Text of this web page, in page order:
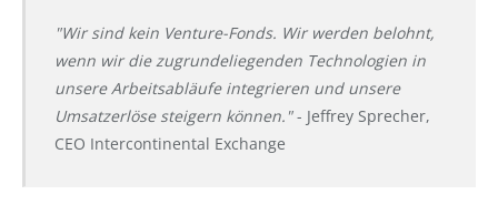
"Wir sind kein Venture-Fonds. Wir werden belohnt,
wenn wir die zugrundeliegenden Technologien in
unsere Arbeitsabläufe integrieren und unsere
Umsatzerlöse steigern können."- Jeffrey Sprecher,
CEO Intercontinental Exchange